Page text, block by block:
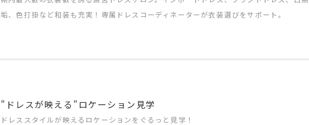
垢、色打掛など和装も充実！専属ドレスコーディネーターが衣装選びをサポート。
”ドレスが映える”ロケーション見学
ドレススタイルが映えるロケーションをぐるっと見学！